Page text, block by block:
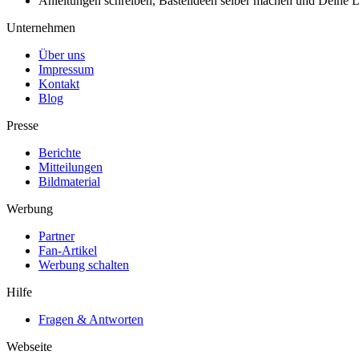
Unternehmen
Über uns
Impressum
Kontakt
Blog
Presse
Berichte
Mitteilungen
Bildmaterial
Werbung
Partner
Fan-Artikel
Werbung schalten
Hilfe
Fragen & Antworten
Webseite